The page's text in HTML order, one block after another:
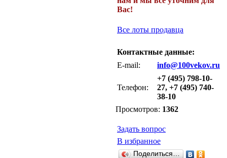
Вас!
Все лоты продавца
Контактные данные:
E-mail:
info@100vekov.ru
Телефон:
+7 (495) 798-10-
27, +7 (495) 740-
38-10
Просмотров: 1362
Задать вопрос
В избранное
Поделиться…